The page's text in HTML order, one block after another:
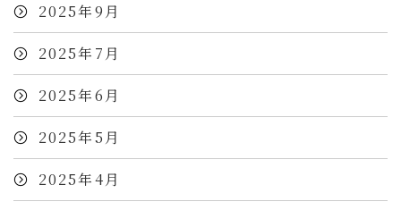
2025年9月
2025年7月
2025年6月
2025年5月
2025年4月